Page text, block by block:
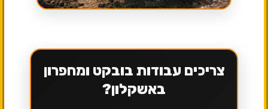
צריכים עבודות בובקט ומחפרון
באשקלון?